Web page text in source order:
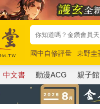
國中自修評量 東野圭
唯紅花綻放
奧德賽
中文書 動漫ACG 親子館